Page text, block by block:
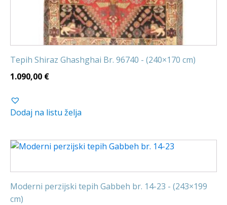
Tepih Shiraz Ghashghai Br. 96740 - (240×170 cm)
1.090,00 €
Dodaj na listu želja
Moderni perzijski tepih Gabbeh br. 14-23 - (243×199
cm)